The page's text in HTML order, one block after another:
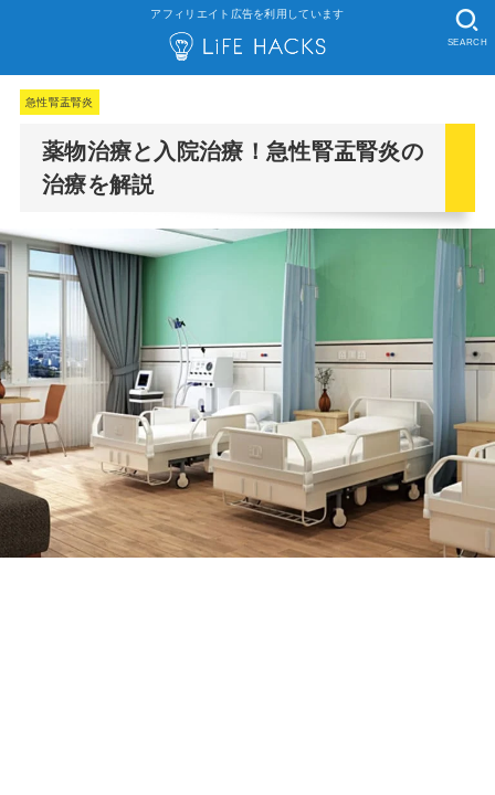
アフィリエイト広告を利用しています
SEARCH
急性腎盂腎炎
薬物治療と入院治療！急性腎盂腎炎の
治療を解説